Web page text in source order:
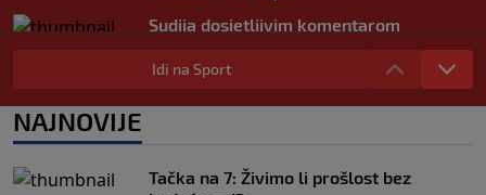
Sudija dosjetljivim komentarom
nasmijao publiku nakon žalbe tenisera
(VIDEO)
NOGOMET 8. aug.
Idi na Sport
NAJNOVIJE
Tačka na 7: Živimo li prošlost bez